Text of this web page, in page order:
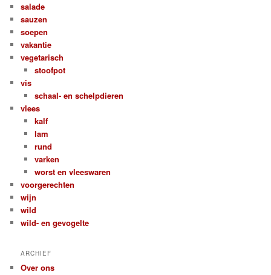
salade
sauzen
soepen
vakantie
vegetarisch
stoofpot
vis
schaal- en schelpdieren
vlees
kalf
lam
rund
varken
worst en vleeswaren
voorgerechten
wijn
wild
wild- en gevogelte
ARCHIEF
Over ons